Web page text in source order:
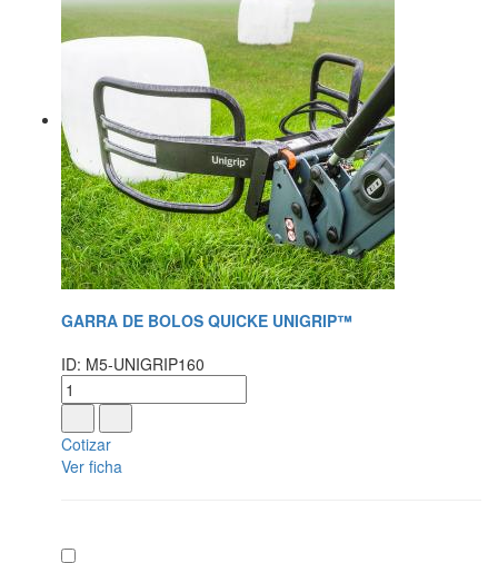
GARRA DE BOLOS QUICKE UNIGRIP™
ID: M5-UNIGRIP160
Cotizar
Ver ficha